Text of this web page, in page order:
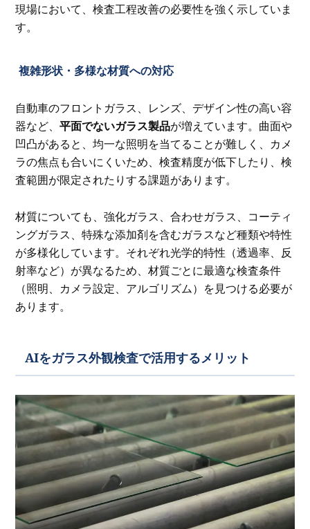
現場において、検査工程改善の必要性を強く示していま
す。
複雑形状・多様な材質への対応
自動車のフロントガラス、レンズ、デザイン性の高い容
器など、平面でないガラス製品が増えています。曲面や
凹凸があると、均一な照明を当てることが難しく、カメ
ラの焦点も合いにくいため、検査精度が低下したり、検
査範囲が限定されたりする課題があります。
材質についても、強化ガラス、合わせガラス、コーティ
ングガラス、特殊な添加剤を含むガラスなど種類や特性
が多様化しています。それぞれ光学的特性（透過率、反
射率など）が異なるため、材質ごとに最適な検査条件
（照明、カメラ設定、アルゴリズム）を見つける必要が
あります。
AIをガラス外観検査で活用するメリット